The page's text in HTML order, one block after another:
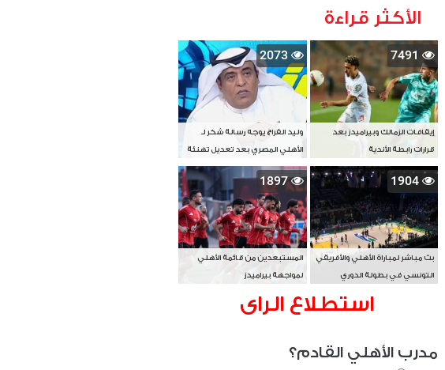
الأكثر قراءة
7491
إيقافات الزمالك وبيراميدز بعد
قرارات رابطة الأندية
2073
وليد الفراج يوجه رسالة شكر لـ
الأهلي المصري بعد تعديل تهنئة
بطل آسيا
1904
بث مباشر لمباراة الأهلي والأفريقي
التونسي في بطولة الدوري
1897
المستبعدين من قائمة الأهلي
لمواجهة بيراميدز
استطلاع الراى
مدرب الأهلي القادم؟